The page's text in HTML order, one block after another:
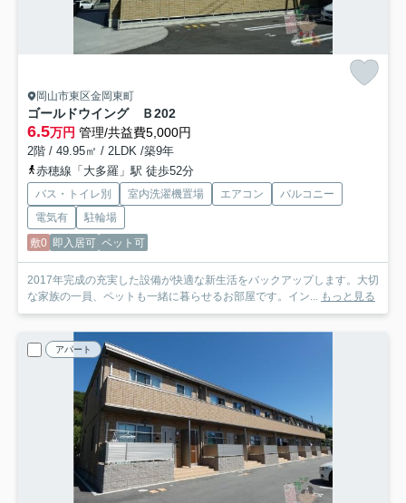
岡山市東区金岡東町
ゴールドウイング Ｂ202
6.5万円 管理/共益費5,000円
2階 / 49.95㎡ / 2LDK /築9年
赤穂線「大多羅」駅 徒歩52分
バス・トイレ別 室内洗濯機置場 エアコン
バルコニー
電気有
駐輪場
敷0 即入居可 ペット可
2017年完成の充実した設備が快適な新生活をバックアップします。大切
な家族の一員、ペットも一緒に暮らせるお部屋です。イン... もっと見る
アパート